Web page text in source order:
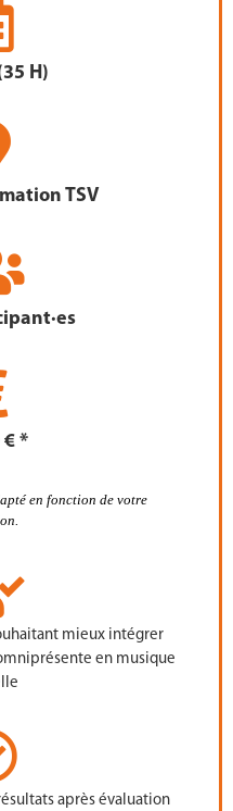
H)
TSV
€ *
en fonction de votre
mieux intégrer
en musique
après évaluation